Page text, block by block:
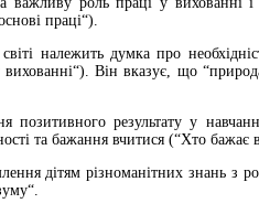
праці“).
належить думка про
Вiн вказує, що
результату у
та бажання вчитися (“Хто
дітям різноманітних знань з